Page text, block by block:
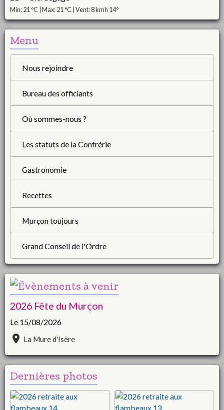
Min: 21 °C | Max: 21 °C | Vent: 8 kmh 14°
Menu
Nous rejoindre
Bureau des officiants
Où sommes-nous ?
Les statuts de la Confrérie
Gastronomie
Recettes
Murçon toujours
Grand Conseil de l'Ordre
2026 Fête du Murçon
Le 15/08/2026
La Mure d'Isère
Dernières photos